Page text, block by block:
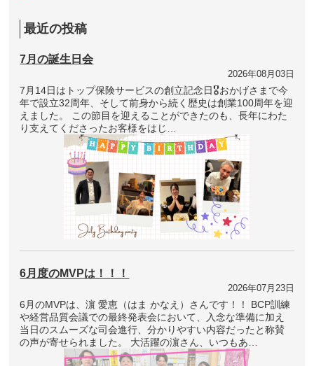
最近の投稿
7月の誕生日会
2026年08月03日
7月14日はトップ保険サービスの創立記念日🎖おかげさまで今
年で設立32周年、そして前身から続く歴史は創業100周年を迎
えました。 この節目を迎えることができたのも、長年にわた
り支えてくださったお客様をはじ…
6月度のMVPは！！！
2026年07月23日
6月のMVPは、濵 愛恵（はま かなえ）さんです！！ BCP訓練
や経営品質会議での最終発表会において、入念な準備に加え
当日のスムーズな司会進行、分かりやすい内容だったと称賛
の声が寄せられました。 大活躍の濵さん、いつもあ…